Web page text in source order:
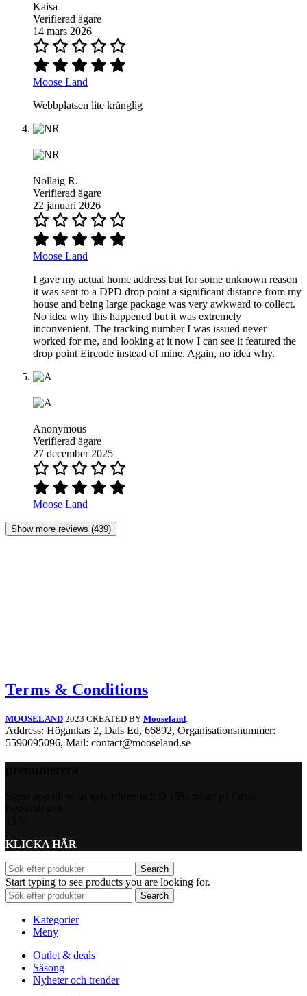
Kaisa
Verifierad ägare
14 mars 2026
Moose Land
Webbplatsen lite krånglig
Nollaig R.
Verifierad ägare
22 januari 2026
Moose Land
I gave my actual home address but for some unknown reason
it was sent to a DPD drop point a significant distance from my
house and being large package was very awkward to collect.
No idea why this happened but it was extremely
inconvenient. The tracking number I was issued never
worked for me, and looking at it now I can see it featured the
drop point Eircode instead of mine. Again, no idea why.
Anonymous
Verifierad ägare
27 december 2025
Moose Land
Show more reviews (439)
Terms & Conditions
MOOSELAND 2023 CREATED BY Mooseland.
Address: Högankas 2, Dals Ed, 66892, Organisationsnummer:
5590095096, Mail: contact@mooseland.se
KLICKA HÄR
Search
Start typing to see products you are looking for.
Search
Kategorier
Meny
Outlet & deals
Säsong
Nyheter och trender